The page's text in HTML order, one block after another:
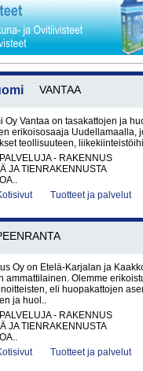
VANTAA
Oy Vantaa on tasakattojen ja
erikoisosaaja Uudellamaalla,
teollisuuteen,
- RAKENNUS
JA TIENRAKENNUSTA
Tuotteet ja palvelut
Oy on Etelä-Karjalan ja
ammattilainen. Olemme
eli huopakattojen
ja huol..
- RAKENNUS
JA TIENRAKENNUSTA
Tuotteet ja palvelut